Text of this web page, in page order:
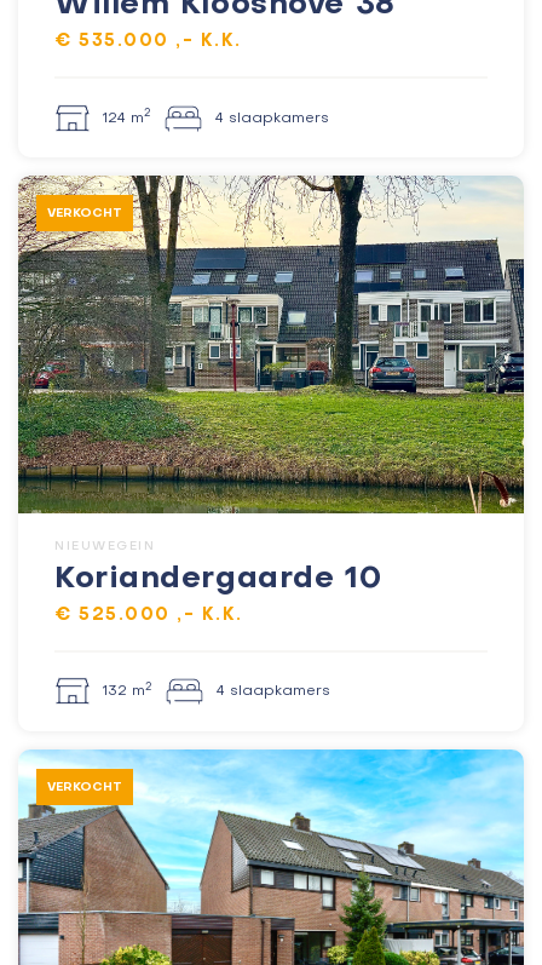
€ 535.000 ,- K.K.
124 m2 4 slaapkamers
VERKOCHT
NIEUWEGEIN
Koriandergaarde 10
€ 525.000 ,- K.K.
132 m2 4 slaapkamers
VERKOCHT